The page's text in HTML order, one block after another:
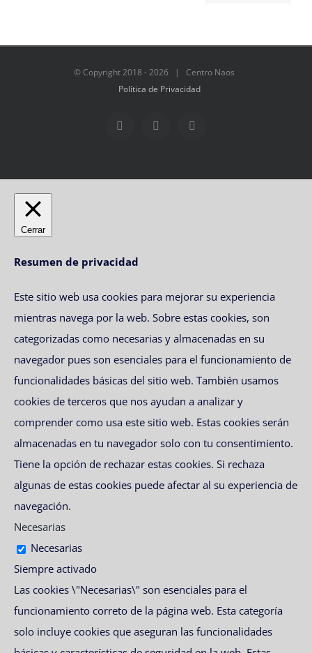
© Copyright 2018 -2026 | Centro Naos
Política de Privacidad
Facebook Twitter
Cerrar
Resumen de privacidad
Este sitio web usa cookies para mejorar su experiencia
mientras navega por la web. Sobre estas cookies, son
categorizadas como necesarias y almacenadas en su
navegador pues son esenciales para el funcionamiento de
funcionalidades básicas del sitio web. También usamos
cookies de terceros que nos ayudan a analizar y
comprender como usa este sitio web. Estas cookies serán
almacenadas en tu navegador solo con tu consentimiento.
Tiene la opción de rechazar estas cookies. Si rechaza
algunas de estas cookies puede afectar al su experiencia de
navegación.
Necesarias
Necesarias
Siempre activado
Las cookies \"Necesarias\" son esenciales para el
funcionamiento correto de la página web. Esta categoría
solo incluye cookies que aseguran las funcionalidades